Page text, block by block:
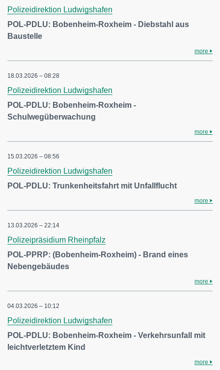
Polizeidirektion Ludwigshafen
POL-PDLU: Bobenheim-Roxheim - Diebstahl aus
Baustelle
more
18.03.2026 – 08:28
Polizeidirektion Ludwigshafen
POL-PDLU: Bobenheim-Roxheim -
Schulwegüberwachung
more
15.03.2026 – 08:56
Polizeidirektion Ludwigshafen
POL-PDLU: Trunkenheitsfahrt mit Unfallflucht
more
13.03.2026 – 22:14
Polizeipräsidium Rheinpfalz
POL-PPRP: (Bobenheim-Roxheim) - Brand eines
Nebengebäudes
more
04.03.2026 – 10:12
Polizeidirektion Ludwigshafen
POL-PDLU: Bobenheim-Roxheim - Verkehrsunfall mit
leichtverletztem Kind
more